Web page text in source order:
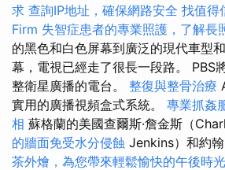
求 查詢IP地址，確保網路安全 找值得
Firm 失智症患者的專業照護，了解長
的黑色和白色屏幕到廣泛的現代車型
幕，電視已經走了很長一段路。 PBS
整衛星廣播的電台。 整復與整骨治療
實用的廣播視頻盒式系統。 專業抓姦
相 蘇格蘭的美國查爾斯·詹金斯（
的牆面免受水分侵蝕 Jenkins）和約
茶外燴，為您帶來輕鬆愉快的午後時光